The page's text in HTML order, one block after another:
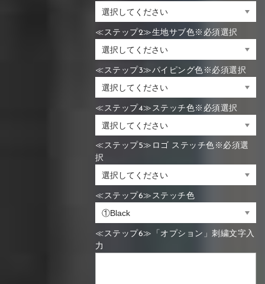
≪ステップ2≫生地サブ色※必須選択
≪ステップ3≫パイピング色※必須選択
≪ステップ4≫ステッチ色※必須選択
≪ステップ5≫ロゴ ステッチ色※必須選
択
≪ステップ6≫ステッチ色
≪ステップ6≫「オプション」刺繍文字入
力